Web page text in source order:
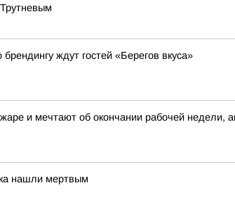
ждут гостей «Берегов вкуса»
и мечтают об окончании рабочей недели,
нашли мертвым